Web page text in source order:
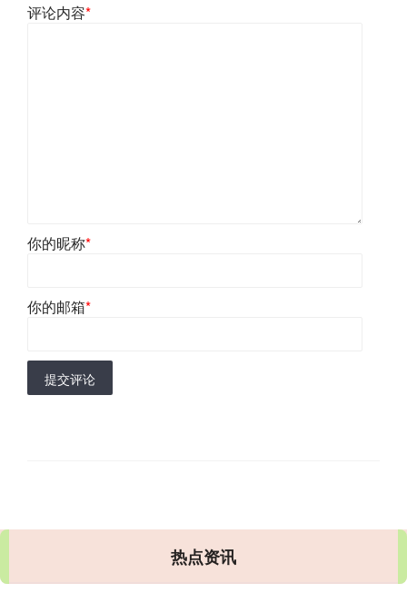
评论内容*
你的昵称*
你的邮箱*
提交评论
热点资讯